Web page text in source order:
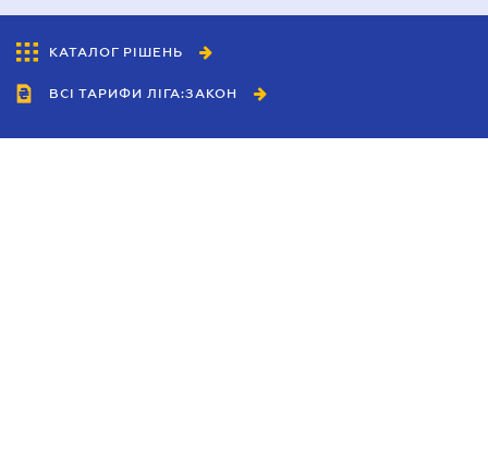
КАТАЛОГ РІШЕНЬ
ВСІ ТАРИФИ ЛІГА:ЗАКОН